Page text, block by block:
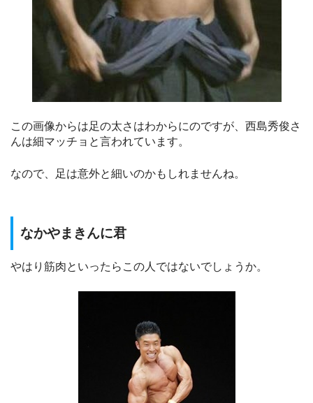
この画像からは足の太さはわからにのですが、西島秀俊さ
んは細マッチョと言われています。
なので、足は意外と細いのかもしれませんね。
なかやまきんに君
やはり筋肉といったらこの人ではないでしょうか。